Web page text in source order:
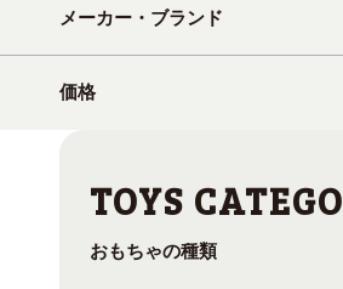
メーカー・ブランド
価格
おもちゃの種類